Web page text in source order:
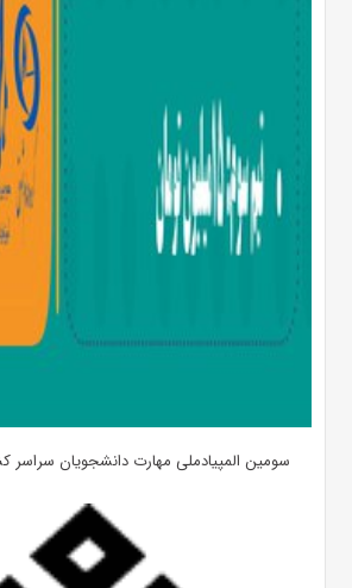
سومین المپیادملی مهارت دانشجویان سراسر